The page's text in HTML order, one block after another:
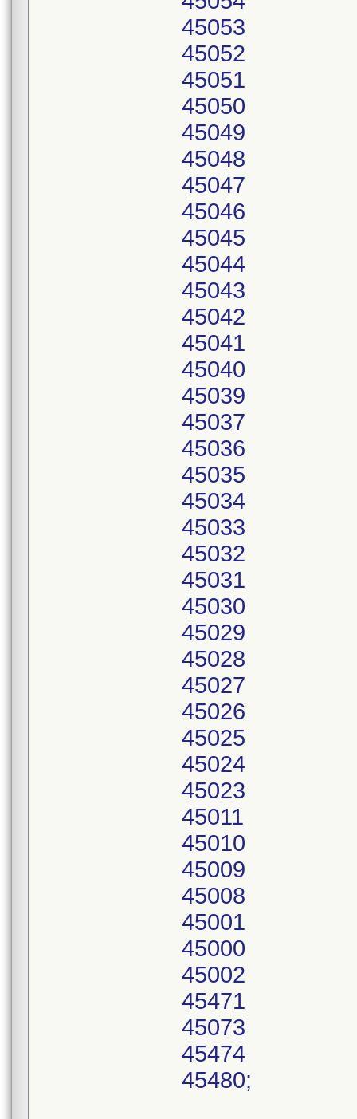
45053
45052
45051
45050
45049
45048
45047
45046
45045
45044
45043
45042
45041
45040
45039
45037
45036
45035
45034
45033
45032
45031
45030
45029
45028
45027
45026
45025
45024
45023
45011
45010
45009
45008
45001
45000
45002
45471
45073
45474
45480;